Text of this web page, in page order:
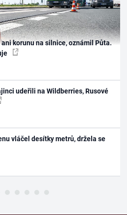
korunu na silnice, oznámil Půta.
udeřili na Wildberries, Rusové
vláčel desítky metrů, držela se